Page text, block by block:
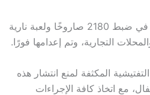
كما نجحت إدارة تموين الإبراهيمية بقيادة الأستاذة هانم فاضل في ضبط 2180 صاروخًا ولعبة نارية
التجارية، وتم إعدامها فورًا.
المكثفة لمنع انتشار هذه
مع اتخاذ كافة الإجراءات